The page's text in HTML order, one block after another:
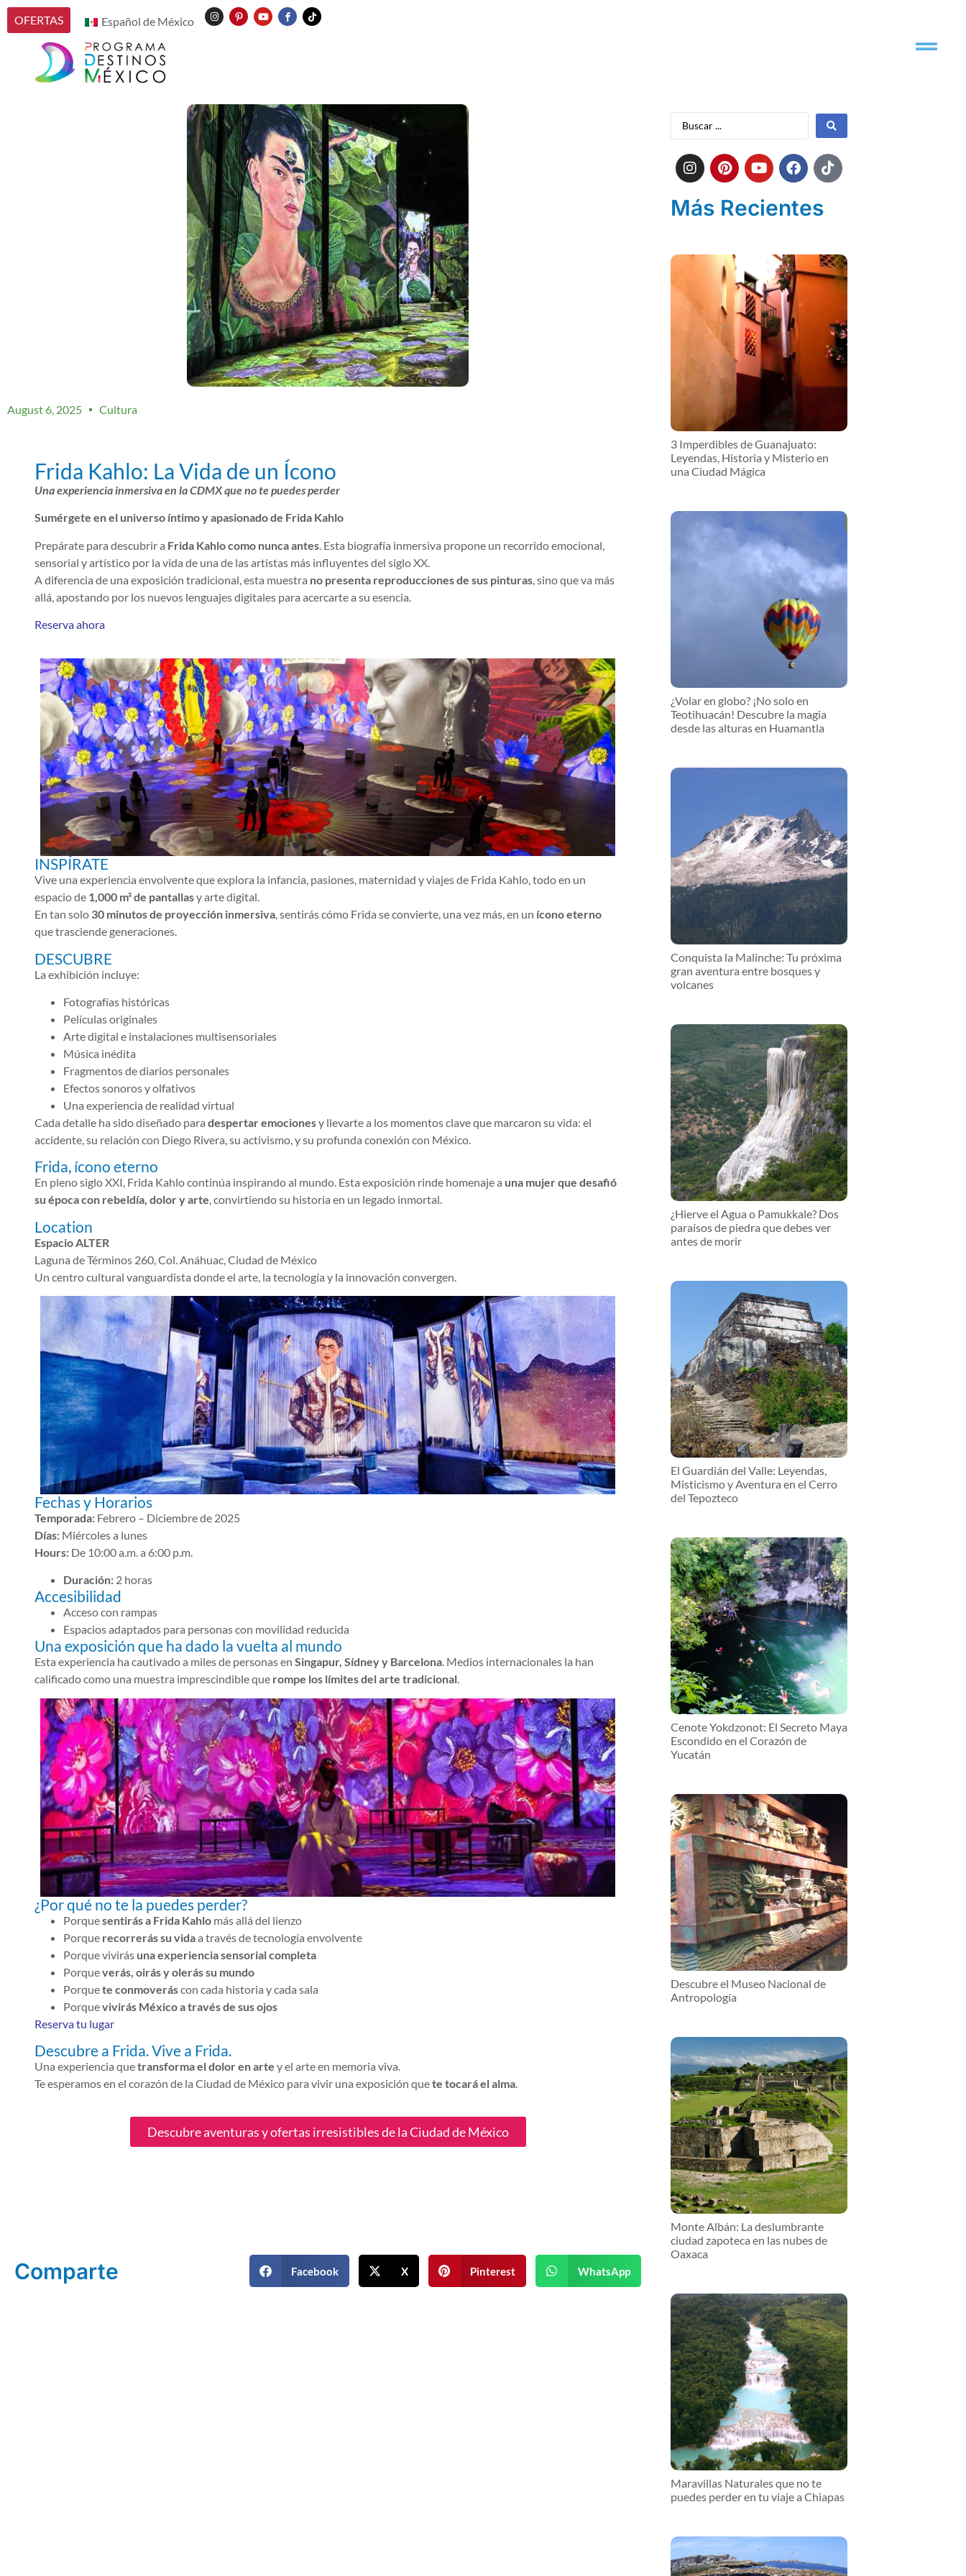
OFERTAS Español de México
August 6, 2025 Cultura
Frida Kahlo: La Vida de un Ícono
Una experiencia inmersiva en la CDMX que no te puedes perder
Sumérgete en el universo íntimo y apasionado de Frida Kahlo
Prepárate para descubrir a Frida Kahlo como nunca antes . Esta biografía inmersiva propone un recorrido emocional,
sensorial y artístico por la vida de una de las artistas más influyentes del siglo XX.
A diferencia de una exposición tradicional, esta muestra no presenta reproducciones de sus pinturas , sino que va más
allá, apostando por los nuevos lenguajes digitales para acercarte a su esencia.
Reserva ahora
INSPÍRATE
Vive una experiencia envolvente que explora la infancia, pasiones, maternidad y viajes de Frida Kahlo, todo en un
espacio de 1,000 m² de pantallasy arte digital.
En tan solo 30 minutos de proyección inmersiva, sentirás cómo Frida se convierte, una vez más, en un ícono eterno
que trasciende generaciones.
DESCUBRE
La exhibición incluye:
Fotografías históricas
Películas originales
Arte digital e instalaciones multisensoriales
Música inédita
Fragmentos de diarios personales
Efectos sonoros y olfativos
Una experiencia de realidad virtual
Cada detalle ha sido diseñado para despertar emocionesy llevarte a los momentos clave que marcaron su vida: el
accidente, su relación con Diego Rivera, su activismo, y su profunda conexión con México.
Frida, ícono eterno
En pleno siglo XXI, Frida Kahlo continúa inspirando al mundo. Esta exposición rinde homenaje a una mujer que desafió
su época con rebeldía, dolor y arte, convirtiendo su historia en un legado inmortal.
Location
Espacio ALTER
Laguna de Términos 260, Col. Anáhuac, Ciudad de México
Un centro cultural vanguardista donde el arte, la tecnología y la innovación convergen.
Fechas y Horarios
Temporada: Febrero – Diciembre de 2025
Días: Miércoles a lunes
Hours: De 10:00 a.m. a 6:00 p.m.
Duración: 2 horas
Accesibilidad
Acceso con rampas
Espacios adaptados para personas con movilidad reducida
Una exposición que ha dado la vuelta al mundo
Esta experiencia ha cautivado a miles de personas en Singapur, Sídney y Barcelona. Medios internacionales la han
calificado como una muestra imprescindible que rompe los límites del arte tradicional.
¿Por qué no te la puedes perder?
Porquesentirás a Frida Kahlo más allá del lienzo
Porque recorrerás su vidaa través de tecnología envolvente
Porque vivirás una experiencia sensorial completa
Porqueverás, oirás y olerás su mundo
Porquete conmoveráscon cada historia y cada sala
Porquevivirás México a través de sus ojos
Reserva tu lugar
Descubre a Frida. Vive a Frida.
Una experiencia quetransforma el dolor en arte y el arte en memoria viva.
Te esperamos en el corazón de la Ciudad de México para vivir una exposición quete tocará el alma.
Descubre aventuras y ofertas irresistibles de la Ciudad de México
Comparte Facebook X Pinterest WhatsApp
Más Recientes
3 Imperdibles de Guanajuato:
Leyendas, Historia y Misterio en
una Ciudad Mágica
¿Volar en globo? ¡No solo en
Teotihuacán! Descubre la magia
desde las alturas en Huamantla
Conquista la Malinche: Tu próxima
gran aventura entre bosques y
volcanes
¿Hierve el Agua o Pamukkale? Dos
paraísos de piedra que debes ver
antes de morir
El Guardián del Valle: Leyendas,
Misticismo y Aventura en el Cerro
del Tepozteco
Cenote Yokdzonot: El Secreto Maya
Escondido en el Corazón de
Yucatán
Descubre el Museo Nacional de
Antropología
Monte Albán: La deslumbrante
ciudad zapoteca en las nubes de
Oaxaca
Maravillas Naturales que no te
puedes perder en tu viaje a Chiapas